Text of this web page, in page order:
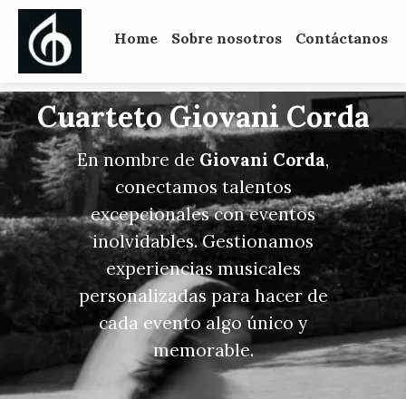
Home Sobre nosotros Contáctanos
Cuarteto Giovani Corda
En nombre de Giovani Corda,
conectamos talentos
excepcionales con eventos
inolvidables. Gestionamos
experiencias musicales
personalizadas para hacer de
cada evento algo único y
memorable.